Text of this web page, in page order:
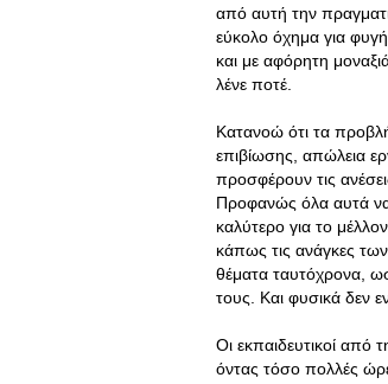
από αυτή την
εύκολο όχημα για
και με αφόρητη
λένε ποτέ.
Κατανοώ ότι τα
επιβίωσης, απώλεια
προσφέρουν τις
Προφανώς όλα αυτά να
καλύτερο για το
κάπως τις ανάγκες των
θέματα ταυτόχρονα,
τους. Και φυσικά δεν
Οι εκπαιδευτικοί
όντας τόσο πολλές